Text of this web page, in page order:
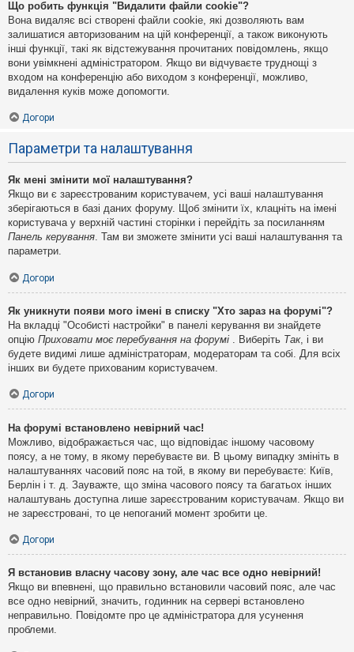
Що робить функція "Видалити файли cookie"?
Вона видаляє всі створені файли cookie, які дозволяють вам
залишатися авторизованим на цій конференції, а також виконують
інші функції, такі як відстежування прочитаних повідомлень, якщо
вони увімкнені адміністратором. Якщо ви відчуваєте труднощі з
входом на конференцію або виходом з конференції, можливо,
видалення куків може допомогти.
Догори
Параметри та налаштування
Як мені змінити мої налаштування?
Якщо ви є зареєстрованим користувачем, усі ваші налаштування
зберігаються в базі даних форуму. Щоб змінити їх, клацніть на імені
користувача у верхній частині сторінки і перейдіть за посиланням
Панель керування . Там ви зможете змінити усі ваші налаштування та
параметри.
Догори
Як уникнути появи мого імені в списку "Хто зараз на форумі"?
На вкладці "Особисті настройки" в панелі керування ви знайдете
опцію Приховати моє перебування на форумі . Виберіть Так, і ви
будете видимі лише адміністраторам, модераторам та собі. Для всіх
інших ви будете прихованим користувачем.
Догори
На форумі встановлено невірний час!
Можливо, відображається час, що відповідає іншому часовому
поясу, а не тому, в якому перебуваєте ви. В цьому випадку змініть в
налаштуваннях часовий пояс на той, в якому ви перебуваєте: Київ,
Берлін і т. д. Зауважте, що зміна часового поясу та багатьох інших
налаштувань доступна лише зареєстрованим користувачам. Якщо ви
не зареєстровані, то це непоганий момент зробити це.
Догори
Я встановив власну часову зону, але час все одно невірний!
Якщо ви впевнені, що правильно встановили часовий пояс, але час
все одно невірний, значить, годинник на сервері встановлено
неправильно. Повідомте про це адміністратора для усунення
проблеми.